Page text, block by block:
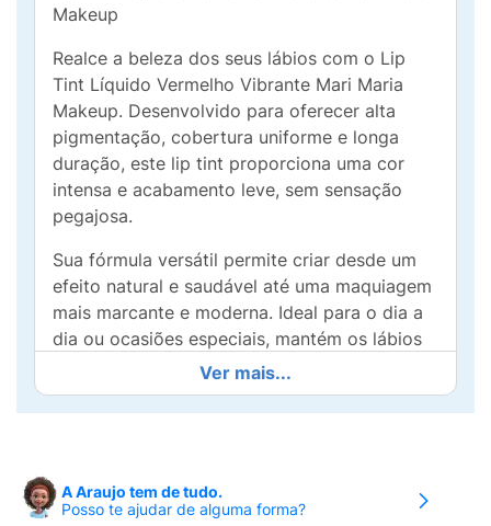
Makeup
Realce a beleza dos seus lábios com o Lip
Tint Líquido Vermelho Vibrante Mari Maria
Makeup. Desenvolvido para oferecer alta
pigmentação, cobertura uniforme e longa
duração, este lip tint proporciona uma cor
intensa e acabamento leve, sem sensação
pegajosa.
Sua fórmula versátil permite criar desde um
efeito natural e saudável até uma maquiagem
mais marcante e moderna. Ideal para o dia a
dia ou ocasiões especiais, mantém os lábios
com aparência fresca, vibrante e confortável
por horas.
sempre que necessário. O tom vermelho
vibrante valoriza diferentes tons de pele e
Ver mais...
A Araujo tem de tudo.
Posso te ajudar de alguma forma?